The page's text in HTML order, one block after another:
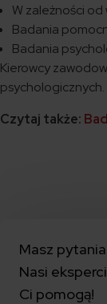
W zależności
Badania
Badania
Kierowcy
psychologicznych.
Czytaj także:
Masz
Nasi
Ci pomogą!